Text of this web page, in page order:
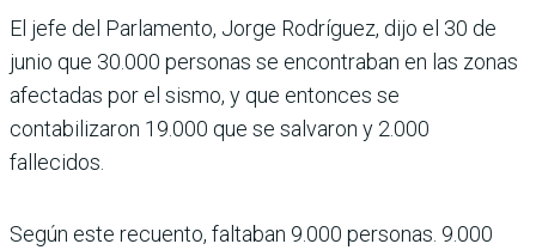
El jefe del Parlamento, Jorge Rodríguez, dijo el 30 de
junio que 30.000 personas se encontraban en las zonas
afectadas por el sismo, y que entonces se
contabilizaron 19.000 que se salvaron y 2.000
fallecidos.
Según este recuento, faltaban 9.000 personas. 9.000